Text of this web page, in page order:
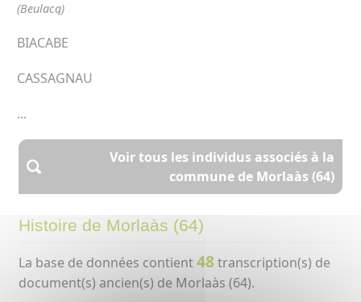
(Beulacq)
BIACABE
CASSAGNAU
...
Voir tous les individus associés à la
commune de Morlaàs (64)
Histoire de Morlaàs (64)
La base de données contient48transcription(s) de
document(s) ancien(s) de Morlaàs (64).